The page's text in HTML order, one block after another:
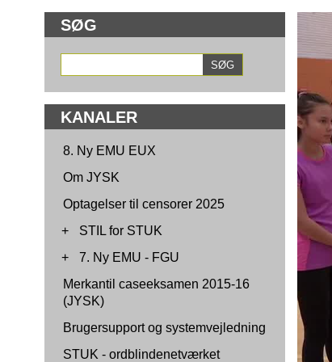
SØG
KANALER
8. Ny EMU EUX
Om JYSK
Optagelser til censorer 2025
+
STIL for STUK
+
7. Ny EMU - FGU
Merkantil caseeksamen 2015-16
(JYSK)
Brugersupport og systemvejledning
STUK - ordblindenetværket